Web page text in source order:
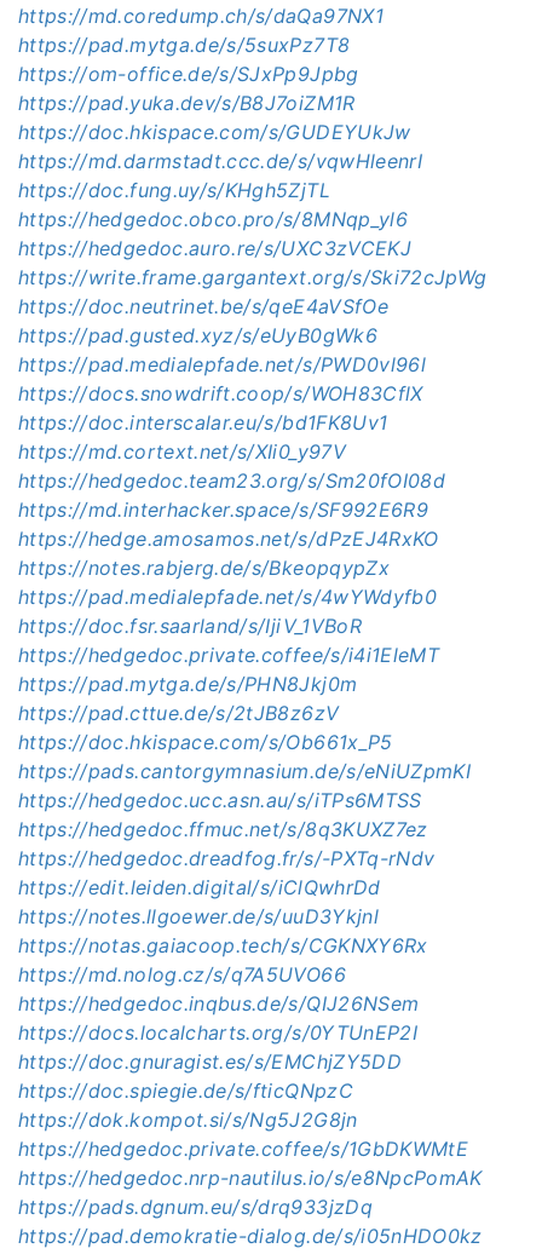
https://md.coredump.ch/s/daQa97NX1
https://pad.mytga.de/s/5suxPz7T8
https://om-office.de/s/SJxPp9Jpbg
https://pad.yuka.dev/s/B8J7oiZM1R
https://doc.hkispace.com/s/GUDEYUkJw
https://md.darmstadt.ccc.de/s/vqwHleenrI
https://doc.fung.uy/s/KHgh5ZjTL
https://hedgedoc.obco.pro/s/8MNqp_yl6
https://hedgedoc.auro.re/s/UXC3zVCEKJ
https://write.frame.gargantext.org/s/Ski72cJpWg
https://doc.neutrinet.be/s/qeE4aVSfOe
https://pad.gusted.xyz/s/eUyB0gWk6
https://pad.medialepfade.net/s/PWD0vl96l
https://docs.snowdrift.coop/s/WOH83CflX
https://doc.interscalar.eu/s/bd1FK8Uv1
https://md.cortext.net/s/XIi0_y97V
https://hedgedoc.team23.org/s/Sm20fOI08d
https://md.interhacker.space/s/SF992E6R9
https://hedge.amosamos.net/s/dPzEJ4RxKO
https://notes.rabjerg.de/s/BkeopqypZx
https://pad.medialepfade.net/s/4wYWdyfb0
https://doc.fsr.saarland/s/IjiV_1VBoR
https://hedgedoc.private.coffee/s/i4i1EleMT
https://pad.mytga.de/s/PHN8Jkj0m
https://pad.cttue.de/s/2tJB8z6zV
https://doc.hkispace.com/s/Ob661x_P5
https://pads.cantorgymnasium.de/s/eNiUZpmKI
https://hedgedoc.ucc.asn.au/s/iTPs6MTSS
https://hedgedoc.ffmuc.net/s/8q3KUXZ7ez
https://hedgedoc.dreadfog.fr/s/-PXTq-rNdv
https://edit.leiden.digital/s/iClQwhrDd
https://notes.llgoewer.de/s/uuD3Ykjnl
https://notas.gaiacoop.tech/s/CGKNXY6Rx
https://md.nolog.cz/s/q7A5UVO66
https://hedgedoc.inqbus.de/s/QIJ26NSem
https://docs.localcharts.org/s/0YTUnEP2I
https://doc.gnuragist.es/s/EMChjZY5DD
https://doc.spiegie.de/s/fticQNpzC
https://dok.kompot.si/s/Ng5J2G8jn
https://hedgedoc.private.coffee/s/1GbDKWMtE
https://hedgedoc.nrp-nautilus.io/s/e8NpcPomAK
https://pads.dgnum.eu/s/drq933jzDq
https://pad.demokratie-dialog.de/s/i05nHDO0kz